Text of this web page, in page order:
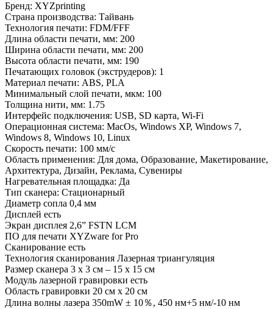
Бренд: XYZprinting
Страна производства: Тайвань
Технология печати: FDM/FFF
Длина области печати, мм: 200
Ширина области печати, мм: 200
Высота области печати, мм: 190
Печатающих головок (экструдеров): 1
Материал печати: ABS, PLA
Минимальный слой печати, мкм: 100
Толщина нити, мм: 1.75
Интерфейс подключения: USB, SD карта, Wi-Fi
Операционная система: MacOs, Windows XP, Windows 7,
Windows 8, Windows 10, Linux
Скорость печати: 100 мм/с
Область применения: Для дома, Образование, Макетирование,
Архитектура, Дизайн, Реклама, Сувениры
Нагревательная площадка: Да
Тип сканера: Стационарный
Диаметр сопла 0,4 мм
Дисплей есть
Экран дисплея 2,6” FSTN LCM
ПО для печати XYZware for Pro
Сканирование есть
Технология сканирования Лазерная триангуляция
Размер сканера 3 x 3 см – 15 x 15 см
Модуль лазерной гравировки есть
Область гравировки 20 см x 20 см
Длина волны лазера 350mW ± 10％, 450 нм+5 нм/-10 нм